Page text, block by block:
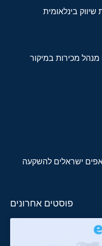
מנהל מכירות במיקור
ישראלים להשקעה
פוסטים אחרונים